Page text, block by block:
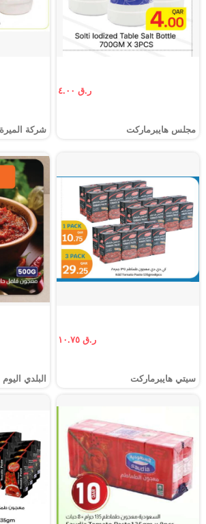
ر.ق ٤.٠٠
مجلس هايبرماركت شركة الميرة
ر.ق ١٠.٧٥
سيتي هايبرماركت البلدي اليوم